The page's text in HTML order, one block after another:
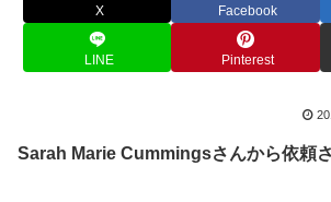
X Facebook
LINE Pinterest
Sarah Marie Cummingsさんから依頼さ